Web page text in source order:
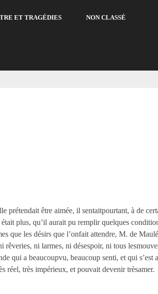
ET TRAGÉDIES NON CLASSÉ
prétendait être aimée, il sentaitpourtant, à de
plus, qu’il aurait pu remplir quelques
que les désirs que l’onfait attendre, M. de
ni larmes, ni désespoir, ni tous
qui a beaucoupvu, beaucoup senti, et qui s’est
réel, très impérieux, et pouvait devenir trèsamer.